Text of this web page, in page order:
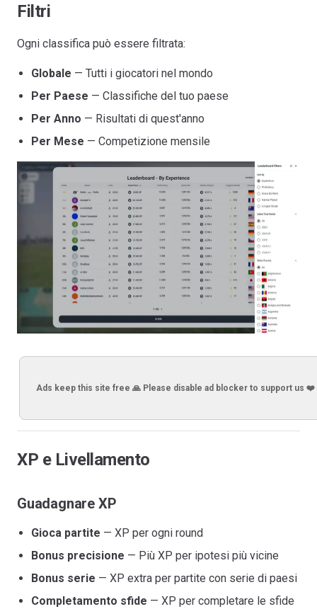
Filtri
Ogni classifica può essere filtrata:
Globale — Tutti i giocatori nel mondo
Per Paese — Classifiche del tuo paese
Per Anno — Risultati di quest'anno
Per Mese — Competizione mensile
Ads keep this site free 🙏 Please disable ad blocker to support us ❤️
XP e Livellamento
Guadagnare XP
Gioca partite — XP per ogni round
Bonus precisione — Più XP per ipotesi più vicine
Bonus serie — XP extra per partite con serie di paesi
Completamento sfide — XP per completare le sfide